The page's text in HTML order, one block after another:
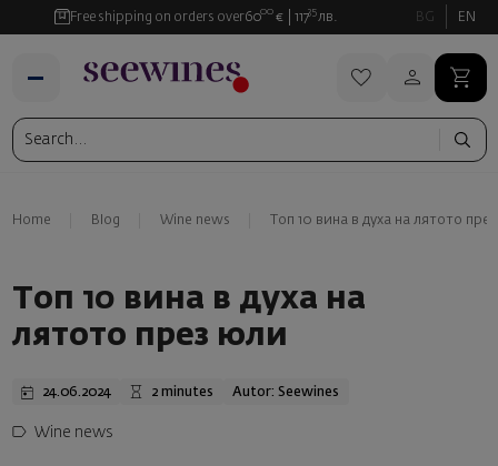
Free shipping on orders over6000 € 11735 лв. BG EN
Home Blog Wine news Топ 10 вина в духа на лятото
Топ 10 вина в духа на
лятото през юли
24.06.2024 2 minutes Autor: Seewines
Wine news